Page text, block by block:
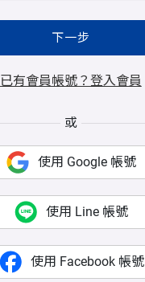
下一步
已有會員帳號？登入會員
或
使用 Google 帳號
使用 Line 帳號
使用 Facebook 帳號